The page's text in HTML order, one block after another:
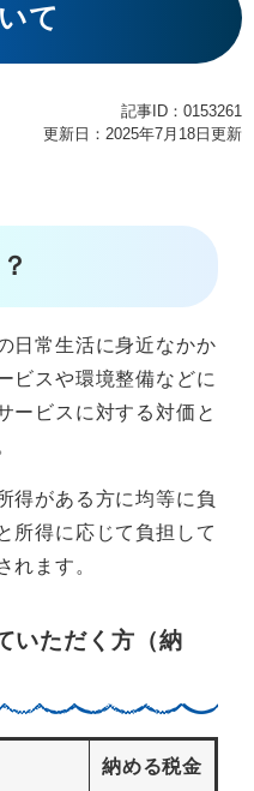
て
記事ID：0153261
更新日：2025年7月18日更新
日常生活に身近なかか
ビスや環境整備などに
ービスに対する対価と
得がある方に均等に負
所得に応じて負担して
れます。
いただく方（納
納める税金